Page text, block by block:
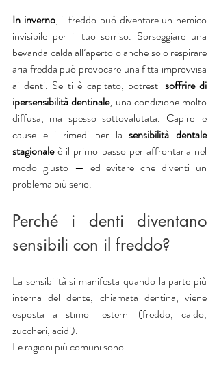
In inverno, il freddo può diventare un nemico
invisibile per il tuo sorriso. Sorseggiare una
bevanda calda all’aperto o anche solo respirare
aria fredda può provocare una fitta improvvisa
ai denti. Se ti è capitato, potresti soffrire di
ipersensibilità dentinale, una condizione molto
diffusa, ma spesso sottovalutata. Capire le
cause e i rimedi per la sensibilità dentale
stagionale è il primo passo per affrontarla nel
modo giusto — ed evitare che diventi un
problema più serio.
Perché i denti diventano
sensibili con il freddo?
La sensibilità si manifesta quando la parte più
interna del dente, chiamata dentina, viene
esposta a stimoli esterni (freddo, caldo,
zuccheri, acidi).
Le ragioni più comuni sono: